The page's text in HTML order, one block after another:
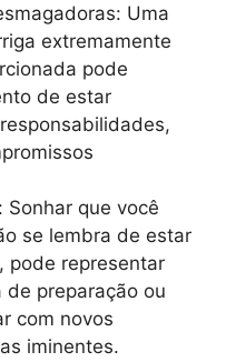
Uma
extremamente
pode
de estar
Sonhar que você
se lembra de estar
pode representar
preparação ou
com novos
iminentes.